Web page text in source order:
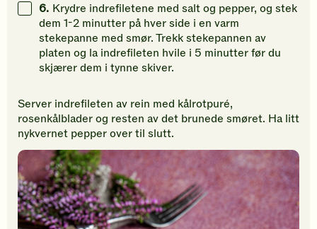
6. Krydre indrefiletene med salt og pepper, og stek
dem 1-2 minutter på hver side i en varm
stekepanne med smør. Trekk stekepannen av
platen og la indrefileten hvile i 5 minutter før du
skjærer dem i tynne skiver.
Server indrefileten av rein med kålrotpuré,
rosenkålblader og resten av det brunede smøret. Ha litt
nykvernet pepper over til slutt.